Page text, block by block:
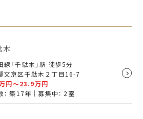
木
線「千駄木」駅 徒歩5分
文京区千駄木２丁目16-7
円～23.9万円
： 築17年｜募集中： 2 室